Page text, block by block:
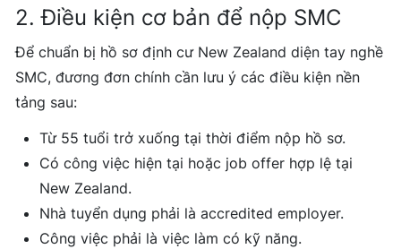
2. Điều kiện cơ bản để nộp SMC
Để chuẩn bị hồ sơ định cư New Zealand diện tay nghề
SMC, đương đơn chính cần lưu ý các điều kiện nền
tảng sau:
Từ 55 tuổi trở xuống tại thời điểm nộp hồ sơ.
Có công việc hiện tại hoặc job offer hợp lệ tại
New Zealand.
Nhà tuyển dụng phải là accredited employer.
Công việc phải là việc làm có kỹ năng.